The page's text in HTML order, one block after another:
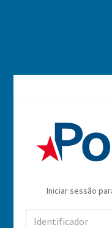
Iniciar sessão